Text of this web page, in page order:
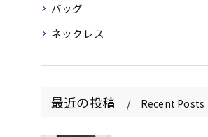
バッグ
ネックレス
最近の投稿 Recent Posts